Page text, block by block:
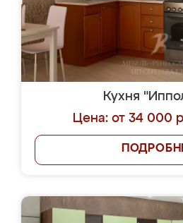
Кухня
Цена: от 34 000